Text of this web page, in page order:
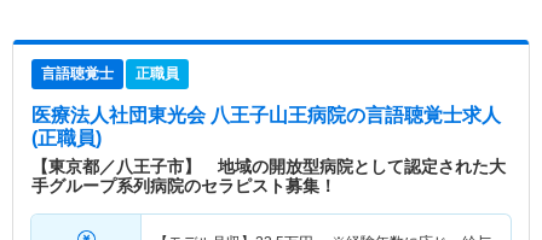
言語聴覚士 正職員
医療法人社団東光会 八王子山王病院の言語聴覚士求人
(正職員)
【東京都／八王子市】 地域の開放型病院として認定された大
手グループ系列病院のセラピスト募集！